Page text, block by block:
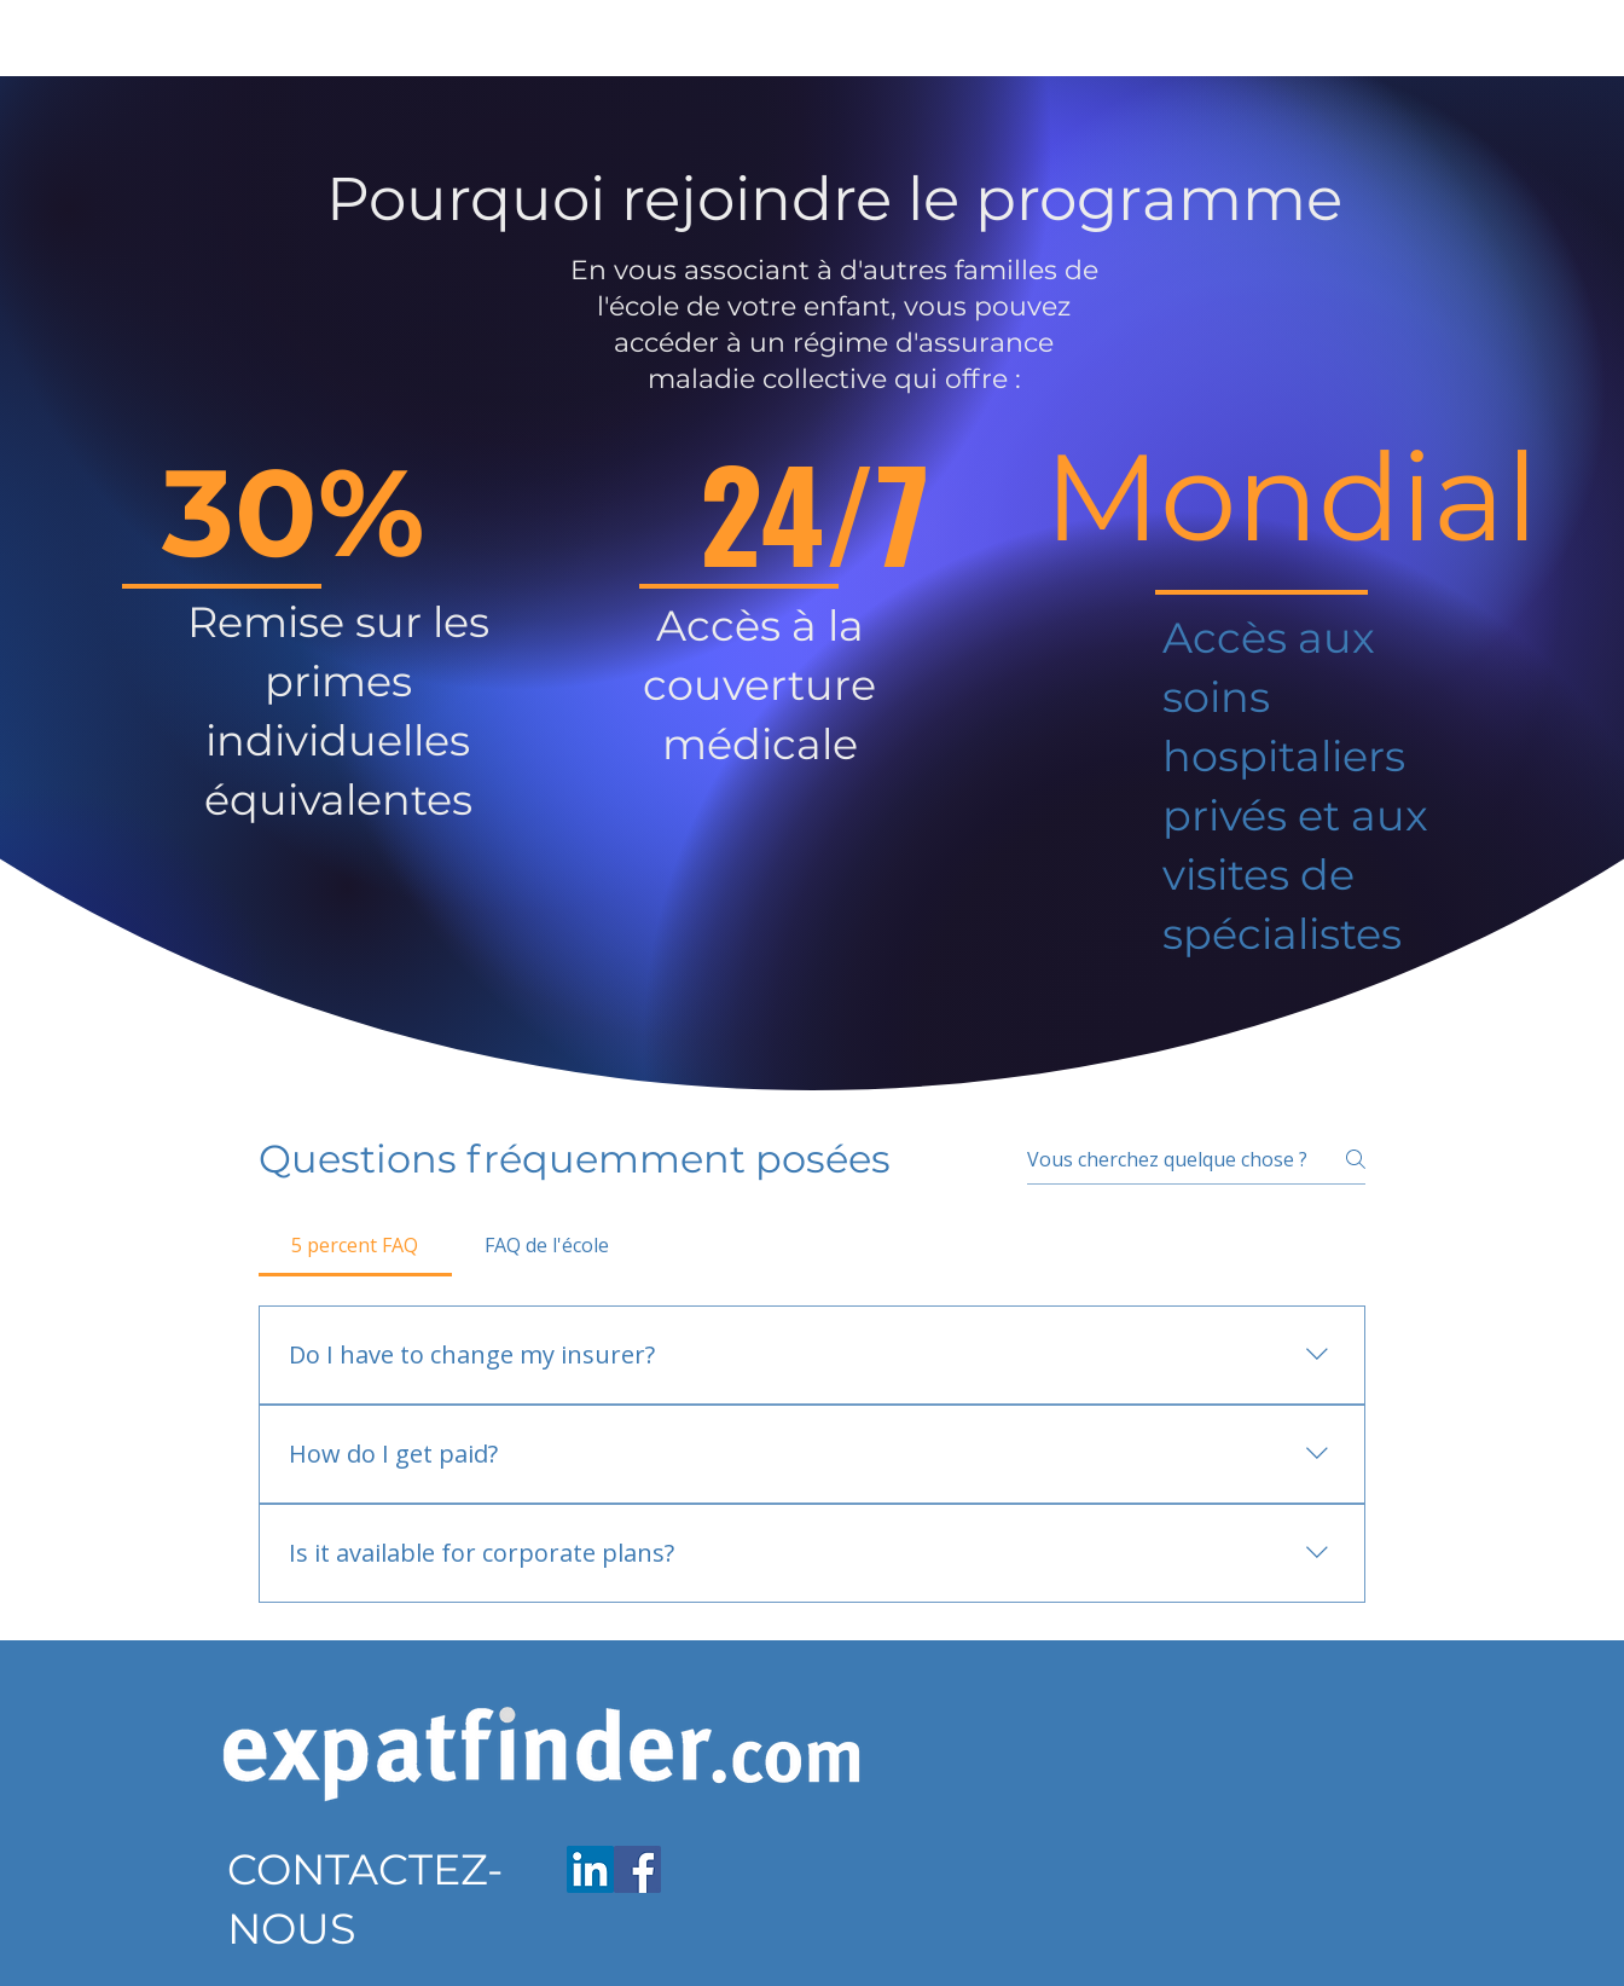
Pourquoi rejoindre le programme
En vous associant à d'autres familles de
l'école de votre enfant, vous pouvez
accéder à un régime d'assurance
maladie collective qui offre :
30%
Remise sur les
primes
individuelles
équivalentes
24/7
Accès à la
couverture
médicale
Mondial
Accès aux
soins
hospitaliers
privés et aux
visites de
spécialistes
Questions fréquemment posées
5 percent FAQ FAQ de l'école
Do I have to change my insurer?
How do I get paid?
Is it available for corporate plans?
CONTACTEZ-
NOUS